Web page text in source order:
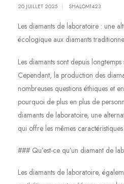
20 JUILLET 2025 SHALOM1423
Les diamants de laboratoire : une
écologique aux diamants
Les diamants sont depuis
Cependant, la production des
nombreuses questions éthiques et
pourquoi de plus en plus de
diamants de laboratoire, une
qui offre les mêmes
### Qu’est-ce qu’un diamant de
Les diamants de laboratoire,